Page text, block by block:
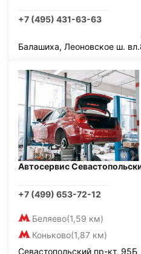
+7 (495) 431-63-63
Балашиха, Леоновское ш.
Автосервис
+7 (499) 653-72-12
Беляево(1,59 км)
Коньково(1,87 км)
Севастопольский пр-кт, 95Б